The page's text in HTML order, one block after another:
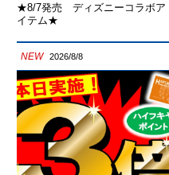
★8/7発売 ディズニーコラボア
イテム★
NEW 2026/8/8